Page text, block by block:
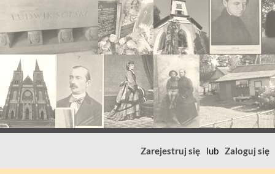
Zarejestruj się lub Zaloguj się